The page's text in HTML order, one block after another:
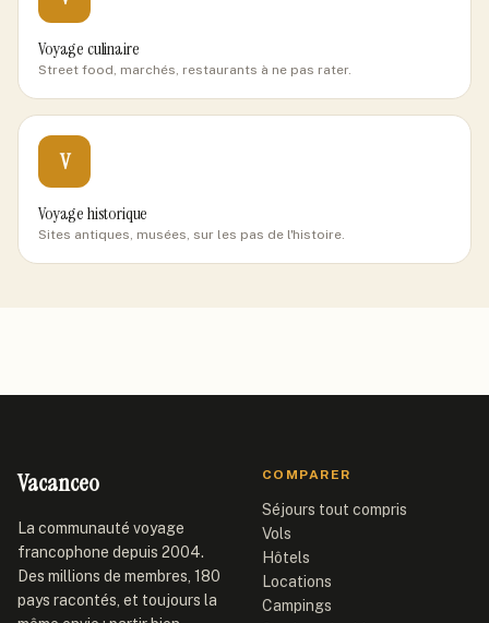
Voyage culinaire
Street food, marchés, restaurants à ne pas rater.
V
Voyage historique
Sites antiques, musées, sur les pas de l'histoire.
Vacanceo
La communauté voyage
francophone depuis 2004.
Des millions de membres, 180
pays racontés, et toujours la
COMPARER
Séjours tout compris
Vols
Hôtels
Locations
Campings